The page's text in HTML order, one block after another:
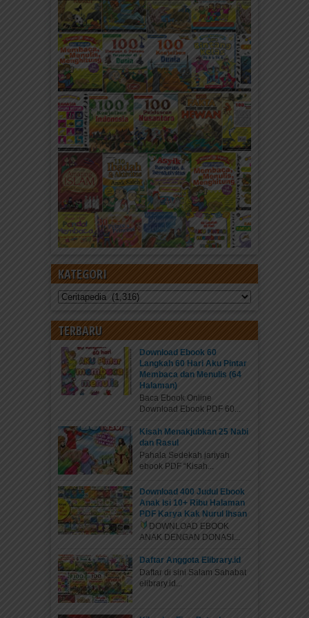
KATEGORI
Kategori
TERBARU
Download Ebook 60
Langkah 60 Hari Aku Pintar
Membaca dan Menulis (64
Halaman)
Baca Ebook Online
Download Ebook PDF 60...
Kisah Menakjubkan 25 Nabi
dan Rasul
Pahala Sedekah jariyah
ebook PDF “Kisah...
Download 400 Judul Ebook
Anak Isi 10+ Ribu Halaman
PDF Karya Kak Nurul Ihsan
DOWNLOAD EBOOK
ANAK DENGAN DONASI...
Daftar Anggota Elibrary.id
Daftar di sini Salam Sahabat
elibrary.id...